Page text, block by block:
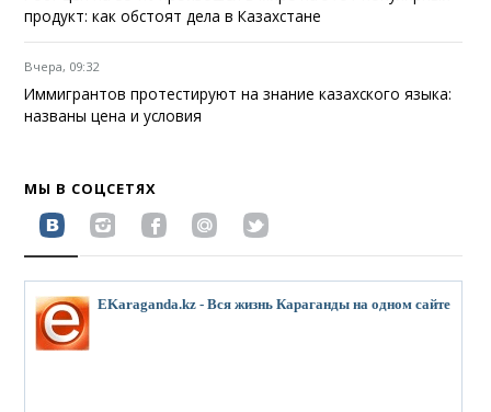
продукт: как обстоят дела в Казахстане
Вчера, 09:32
Иммигрантов протестируют на знание казахского языка:
названы цена и условия
МЫ В СОЦСЕТЯХ
EKaraganda.kz - Вся жизнь Караганды на одном сайте